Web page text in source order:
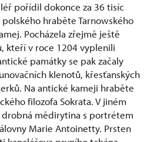
pořídil dokonce za 36 tisíc
hraběte Tarnowského
Pocházela zřejmě ještě
kteří v roce 1204 vyplenili
památky se pak začaly
klenotů, křesťanských
Na antické kameji hraběte
filozofa Sokrata. V jiném
drobná mědirytina s portrétem
Marie Antoinetty. Prsten